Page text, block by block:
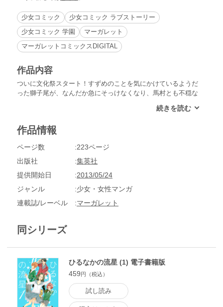
少女コミック
少女コミック ラブストーリー
少女コミック 学園
マーガレット
マーガレットコミックスDIGITAL
作品内容
ついに文化祭スタート！すずめのことを気にかけているようだ
った獅子尾が、なんだか急にそっけなくなり、馬村とも不穏な
とします。すると突然、獅子尾が本音を言ってきて…。【同時
作品情報
ページ数
223ページ
出版社
集英社
提供開始日
2013/05/24
ジャンル
少女・女性マンガ
連載誌/レーベル
マーガレット
同シリーズ
ひるなかの流星 (1) 電子書籍版
459円（税込）
試し読み